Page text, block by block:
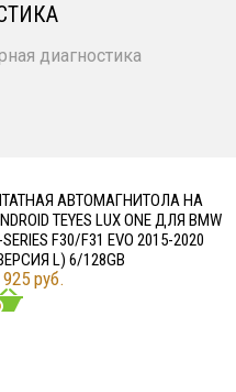
диагностика
АВТОМАГНИТОЛА НА
TEYES LUX ONE ДЛЯ BMW
F30/F31 EVO 2015-2020
L) 6/128GB
925 руб.